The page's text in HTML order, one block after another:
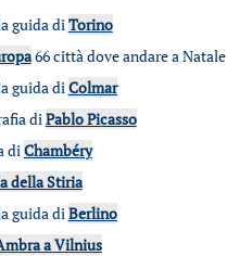
guida diTorino
66 città dove andare a Natale
guida diColmar
diPablo Picasso
diChambéry
della Stiria
guida diBerlino
a Vilnius